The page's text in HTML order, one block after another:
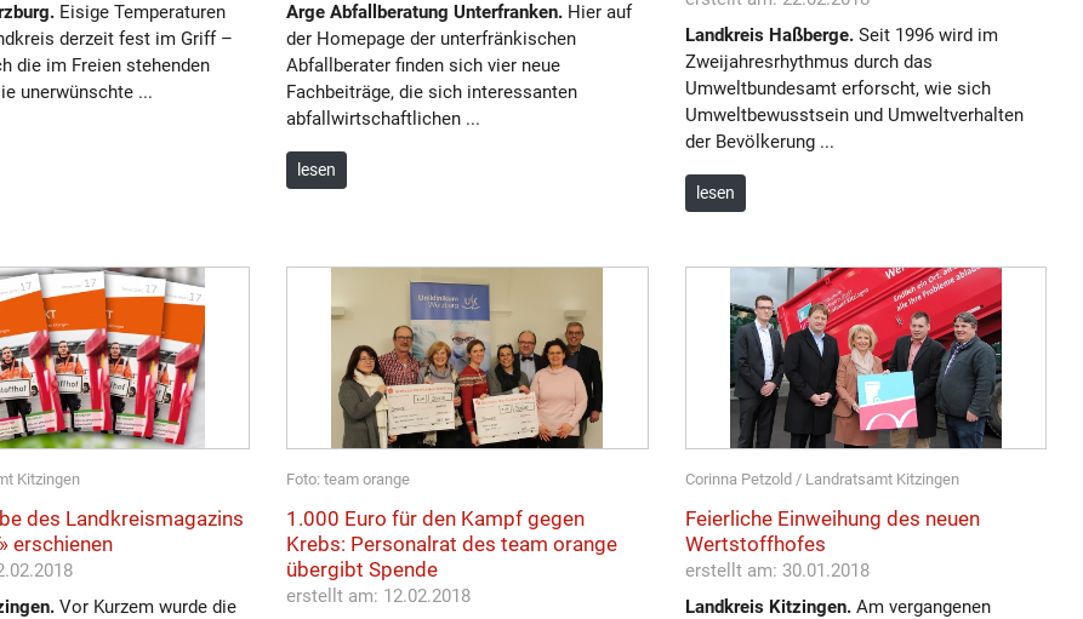
Eisige Temperaturen
derzeit fest im Griff –
die im Freien stehenden
unerwünschte ...
Arge Abfallberatung Unterfranken. Hier auf
der Homepage der unterfränkischen
Abfallberater finden sich vier neue
Fachbeiträge, die sich interessanten
abfallwirtschaftlichen ...
lesen
Landkreis Haßberge.Seit 1996 wird im
Zweijahresrhythmus durch das
Umweltbundesamt erforscht, wie sich
Umweltbewusstsein und Umweltverhalten
der Bevölkerung ...
lesen
Kitzingen
des Landkreismagazins
erschienen
Vor Kurzem wurde die
Foto: team orange
1.000 Euro für den Kampf gegen
Krebs: Personalrat des team orange
übergibt Spende
erstellt am: 12.02.2018
Corinna Petzold / Landratsamt Kitzingen
Feierliche Einweihung des neuen
Wertstoffhofes
erstellt am: 30.01.2018
Landkreis Kitzingen.Am vergangenen